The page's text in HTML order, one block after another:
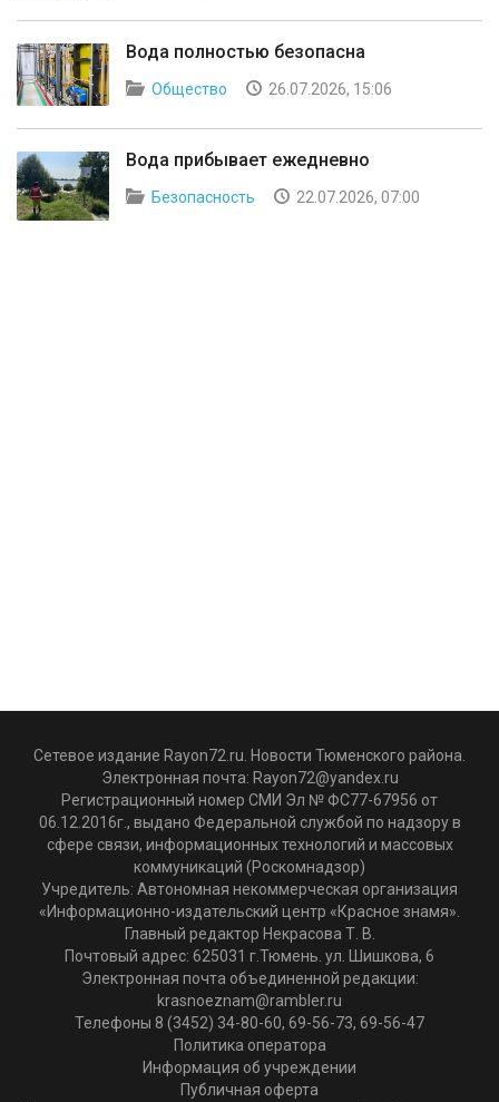
Вода полностью безопасна
Общество 26.07.2026, 15:06
Вода прибывает ежедневно
Безопасность 22.07.2026, 07:00
Сетевое издание Rayon72.ru. Новости Тюменского района.
Электронная почта: Rayon72@yandex.ru
Регистрационный номер СМИ Эл № ФС77-67956 от
06.12.2016г., выдано Федеральной службой по надзору в
сфере связи, информационных технологий и массовых
коммуникаций (Роскомнадзор)
Учредитель: Автономная некоммерческая организация
«Информационно-издательский центр «Красное знамя».
Главный редактор Некрасова Т. В.
Почтовый адрес: 625031 г.Тюмень. ул. Шишкова, 6
Электронная почта объединенной редакции:
krasnoeznam@rambler.ru
Телефоны 8 (3452) 34-80-60, 69-56-73, 69-56-47
Политика оператора
Информация об учреждении
Публичная оферта